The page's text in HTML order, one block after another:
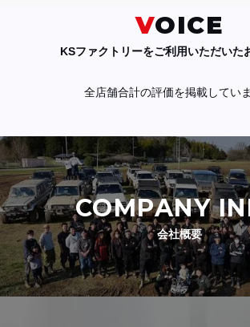
VOICE
KSファクトリーをご利用いただいた
全店舗合計の評価を掲載していま
COMPANY
会社概要